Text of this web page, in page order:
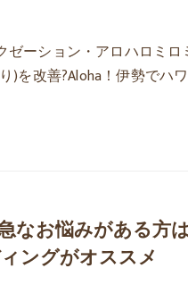
ゼーション・アロハロミ
)を改善?Aloha！伊勢でハ
なお悩みがある方
ングがオススメ